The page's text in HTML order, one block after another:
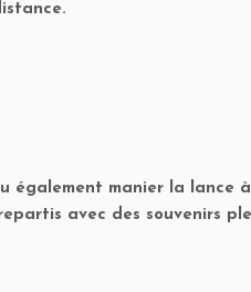
également manier la lance
avec des souvenirs